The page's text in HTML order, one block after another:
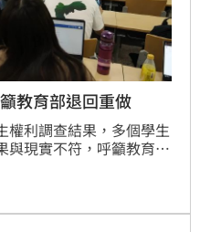
教育部退回重做
權利調查結果，多個學生
與現實不符，呼籲教育部
蓋國教端學生。